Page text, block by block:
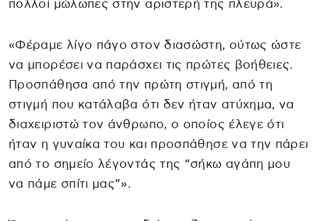
πολλοί μώλωπες στην αριστερή της πλευρά».
«Φέραμε λίγο πάγο στον διασώστη, ούτως ώστε
να μπορέσει να παράσχει τις πρώτες βοήθειες.
Προσπάθησα από την πρώτη στιγμή, από τη
στιγμή που κατάλαβα ότι δεν ήταν ατύχημα, να
διαχειριστώ τον άνθρωπο, ο οποίος έλεγε ότι
ήταν η γυναίκα του και προσπάθησε να την πάρει
από το σημείο λέγοντάς της “σήκω αγάπη μου
να πάμε σπίτι μας”».